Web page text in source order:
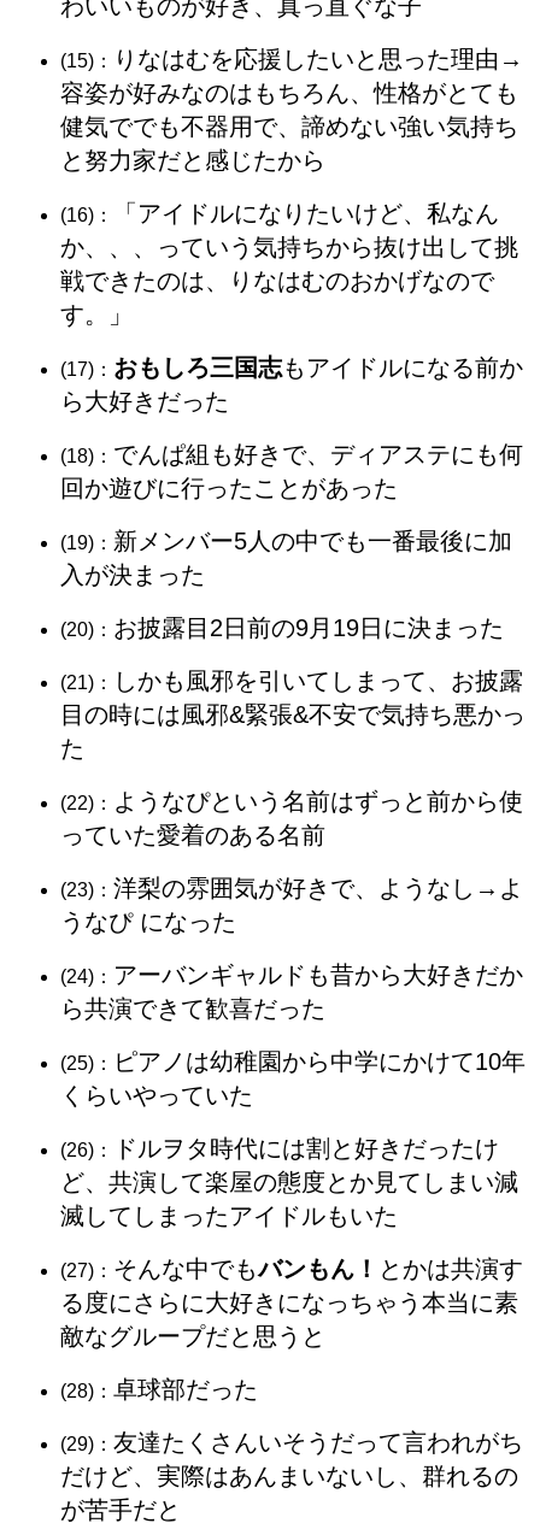
わいいものが好き、真っ直ぐな子
(15)：
りなはむを応援したいと思った理由→
容姿が好みなのはもちろん、性格がとても
健気ででも不器用で、諦めない強い気持ち
と努力家だと感じたから
(16)：
「アイドルになりたいけど、私なん
か、、、っていう気持ちから抜け出して挑
戦できたのは、りなはむのおかげなので
す。」
(17)： おもしろ三国志もアイドルになる前か
ら大好きだった
(18)： でんぱ組も好きで、ディアステにも何
回か遊びに行ったことがあった
(19)： 新メンバー5人の中でも一番最後に加
入が決まった
(20)： お披露目2日前の9月19日に決まった
(21)：
しかも風邪を引いてしまって、お披露
目の時には風邪&緊張&不安で気持ち悪かっ
た
(22)： ようなぴという名前はずっと前から使
っていた愛着のある名前
(23)： 洋梨の雰囲気が好きで、ようなし→よ
うなぴ になった
(24)： アーバンギャルドも昔から大好きだか
ら共演できて歓喜だった
(25)： ピアノは幼稚園から中学にかけて10年
くらいやっていた
(26)：
ドルヲタ時代には割と好きだったけ
ど、共演して楽屋の態度とか見てしまい減
滅してしまったアイドルもいた
(27)： そんな中でもバンもん！ とかは共演す
る度にさらに大好きになっちゃう本当に素
敵なグループだと思うと
(28)： 卓球部だった
(29)： 友達たくさんいそうだって言われがち
だけど、実際はあんまいないし、群れるの
が苦手だと